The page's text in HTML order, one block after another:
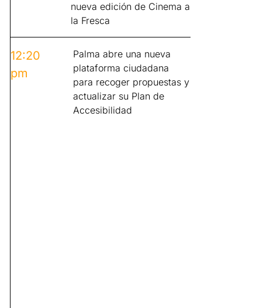
nueva edición de Cinema a
la Fresca
12:20
pm
Palma abre una nueva
plataforma ciudadana
para recoger propuestas y
actualizar su Plan de
Accesibilidad